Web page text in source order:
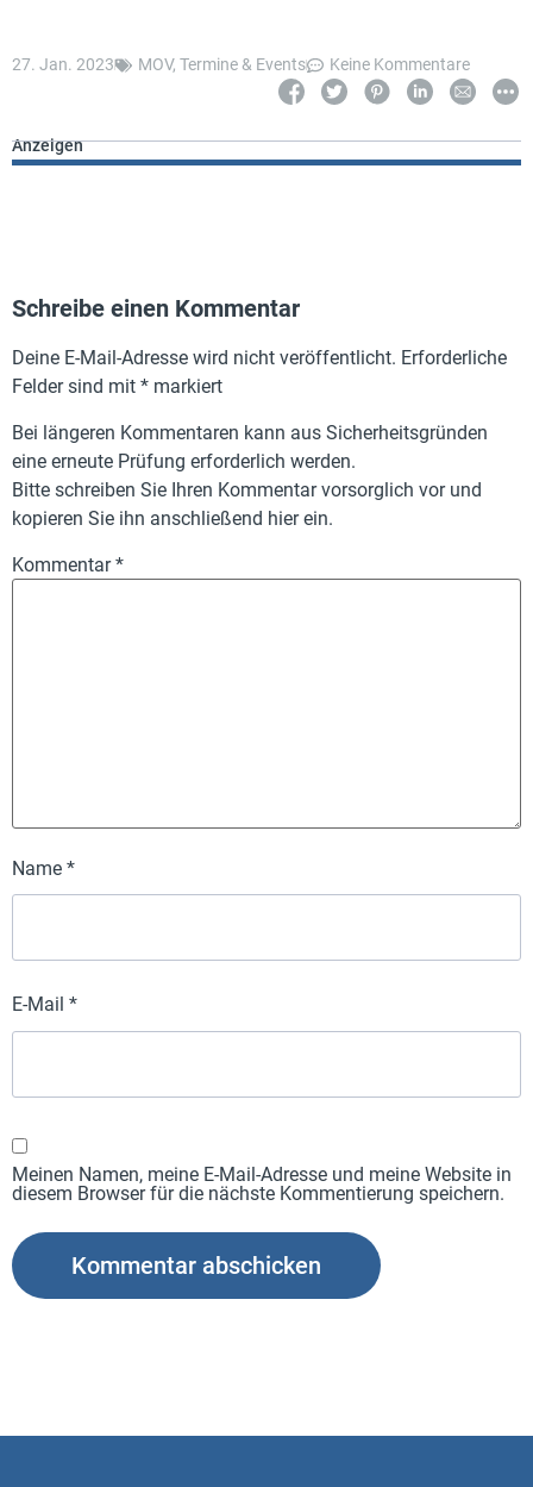
27. Jan. 2023 MOV, Termine & Events Keine Kommentare
Anzeigen
Schreibe einen Kommentar
Deine E-Mail-Adresse wird nicht veröffentlicht. Erforderliche
Felder sind mit * markiert
Bei längeren Kommentaren kann aus Sicherheitsgründen
eine erneute Prüfung erforderlich werden.
Bitte schreiben Sie Ihren Kommentar vorsorglich vor und
kopieren Sie ihn anschließend hier ein.
Kommentar*
Name *
E-Mail *
Meinen Namen, meine E-Mail-Adresse und meine Website in
diesem Browser für die nächste Kommentierung speichern.